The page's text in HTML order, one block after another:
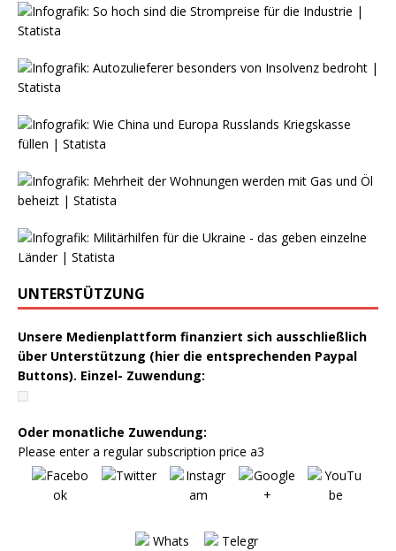
UNTERSTÜTZUNG
Unsere Medienplattform finanziert sich ausschließlich
über Unterstützung (hier die entsprechenden Paypal
Buttons). Einzel- Zuwendung:
Oder monatliche Zuwendung:
Please enter a regular subscription price a3